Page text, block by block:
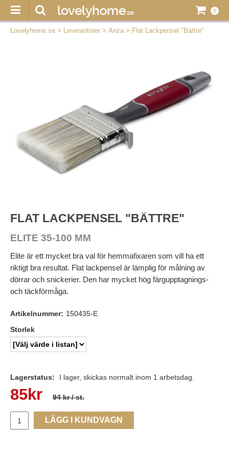
0
Lovelyhome.se > Leverantörer > Anza> Flat Lackpensel "Bättre"
FLAT LACKPENSEL "BÄTTRE"
ELITE 35-100 MM
Elite är ett mycket bra val för hemmafixaren som vill ha ett
riktigt bra resultat. Flat lackpensel är lämplig för målning av
dörrar och snickerier. Den har mycket hög färgupptagnings-
och täckförmåga.
Artikelnummer: 150435-E
Storlek
Lagerstatus: I lager, skickas normalt inom 1 arbetsdag.
85kr 94 kr/ st.
LÄGG I KUNDVAGN